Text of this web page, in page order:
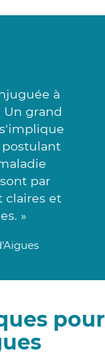
à
Un grand
par
claires et
»
pour